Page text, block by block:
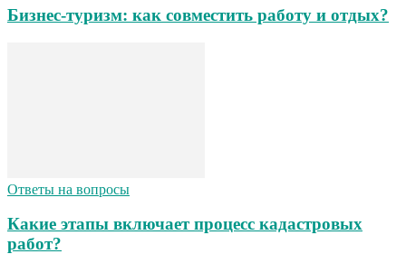
Бизнес-туризм: как совместить работу и отдых?
Ответы на вопросы
Какие этапы включает процесс кадастровых
работ?